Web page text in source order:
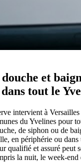
et
tout le
intervient à
du Yvelines pour
de siphon ou de
en périphérie ou
qualifié et assuré peut
la nuit, le week-end